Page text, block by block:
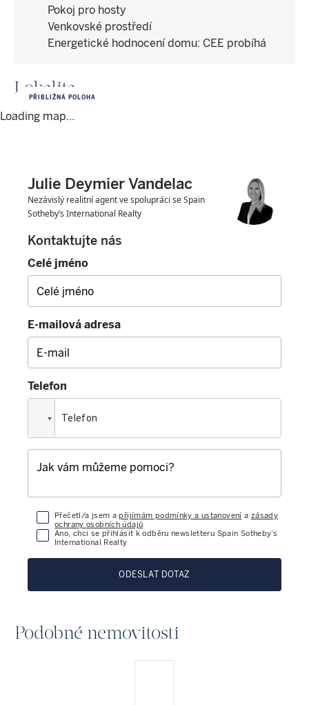
Pokoj pro hosty
Venkovské prostředí
Energetické hodnocení domu: CEE probíhá
Lokalita
Loading map...
PŘIBLIŽNÁ POLOHA
Julie Deymier Vandelac
Nezávislý realitní agent ve spolupráci se Spain
Sotheby’s International Realty
Kontaktujte nás
Celé jméno
E-mailová adresa
Telefon
Přečetl/a jsem apřijímám podmínky a ustanovení a zásady
ochrany osobních údajů
Ano, chci se přihlásit k odběru newsletteru Spain Sotheby’s
International Realty
ODESLAT DOTAZ
Podobné nemovitosti